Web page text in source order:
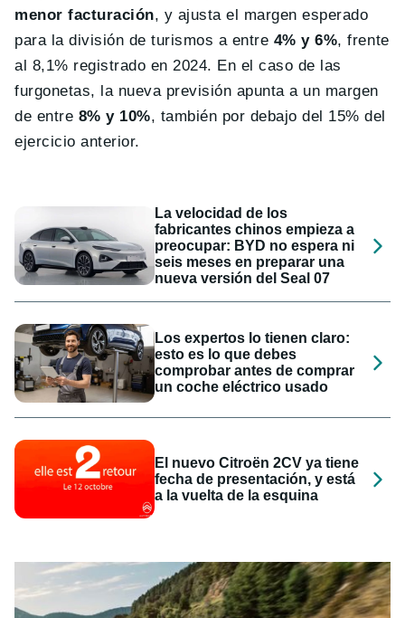
menor facturación, y ajusta el margen esperado
para la división de turismos a entre 4% y 6%, frente
al 8,1% registrado en 2024. En el caso de las
furgonetas, la nueva previsión apunta a un margen
de entre 8% y 10%, también por debajo del 15% del
ejercicio anterior.
La velocidad de los
fabricantes chinos empieza a
preocupar: BYD no espera ni
seis meses en preparar una
nueva versión del Seal 07
Los expertos lo tienen claro:
esto es lo que debes
comprobar antes de comprar
un coche eléctrico usado
El nuevo Citroën 2CV ya tiene
fecha de presentación, y está
a la vuelta de la esquina